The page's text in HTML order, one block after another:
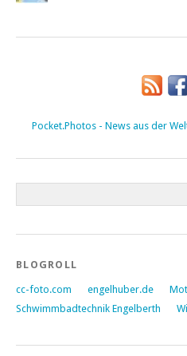
Pocket.Photos - News aus der
BLOGROLL
cc-foto.com engelhuber.de
Schwimmbadtechnik Engelberth